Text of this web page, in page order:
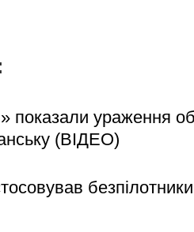
показали ураження
(ВІДЕО)